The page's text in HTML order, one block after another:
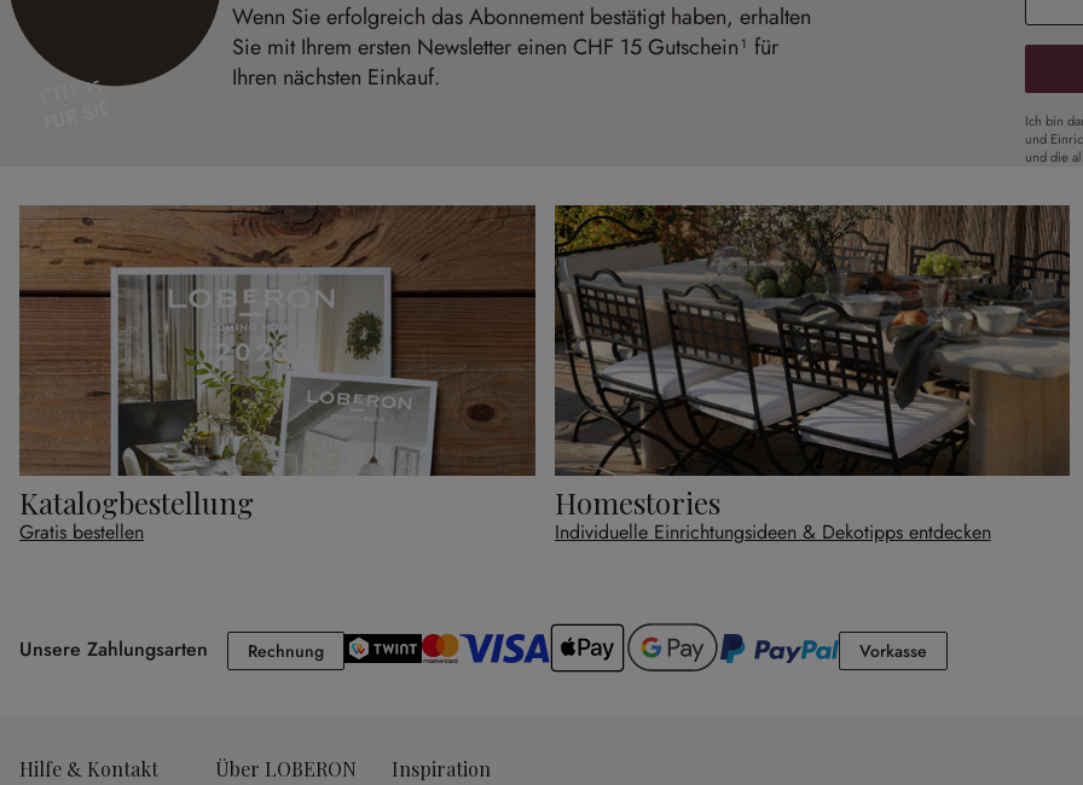
CHF 15
Wenn Sie erfolgreich das Abonnement bestätigt haben, erhalten
Sie mit Ihrem ersten Newsletter einen CHF 15 Gutschein¹ für
Ihren nächsten Einkauf.
Ich bin
und
und die
Katalogbestellung
Gratis bestellen
Homestories
Individuelle Einrichtungsideen & Dekotipps entdecken
Unsere Zahlungsarten RechnungRechnung VorkasseVorkasse
Hilfe & Kontakt Über LOBERON Inspiration